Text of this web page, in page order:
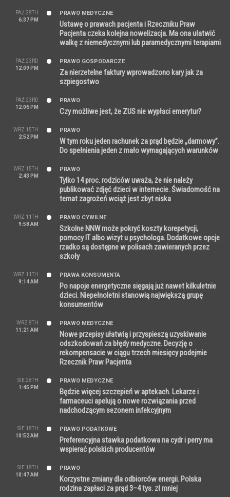
PAŹ 28TH
6:37 PM
PRAWO MEDYCZNE
Ustawę o prawach pacjenta i Rzeczniku Praw
Pacjenta czeka kolejna nowelizacja. Ma ona ułatwić
walkę z niemedycznymi lub paramedycznymi terapiami
PAŹ 23RD
12:09 PM
PRAWO GOSPODARCZE
Za nierzetelne faktury wprowadzono kary jak za
szpiegostwo
PAŹ 23RD
12:06 PM
PRAWO
Czy możliwe jest, że ZUS nie wypłaci emerytur?
WRZ 15TH
2:52 PM
PRAWO
W tym roku jeden rachunek za prąd będzie „darmowy”.
Do spełnienia jeden z mało wymagających warunków
WRZ 15TH
2:43 PM
PRAWO
Tylko 14 proc. rodziców uważa, że nie należy
publikować zdjęć dzieci w internecie. Świadomość na
temat zagrożeń wciąż jest zbyt niska
WRZ 11TH
9:58 AM
PRAWO CYWILNE
Szkolne NNW może pokryć koszty korepetycji,
pomocy IT albo wizyt u psychologa. Dodatkowe opcje
rzadko są dostępne w polisach zawieranych przez
szkoły
WRZ 11TH
9:14 AM
PRAWA KONSUMENTA
Po napoje energetyczne sięgają już nawet kilkuletnie
dzieci. Niepełnoletni stanowią największą grupę
konsumentów
WRZ 8TH
11:21 AM
PRAWO MEDYCZNE
Nowe przepisy ułatwią i przyspieszą uzyskiwanie
odszkodowań za błędy medyczne. Decyzję o
rekompensacie w ciągu trzech miesięcy podejmie
Rzecznik Praw Pacjenta
SIE 28TH
1:45 PM
PRAWO MEDYCZNE
Będzie więcej szczepień w aptekach. Lekarze i
farmaceuci apelują o nowe rozwiązania przed
nadchodzącym sezonem infekcyjnym
SIE 18TH
10:52 AM
PRAWO PODATKOWE
Preferencyjna stawka podatkowa na cydr i perry ma
wspierać polskich producentów
SIE 18TH
10:47 AM
PRAWO
Korzystne zmiany dla odbiorców energii. Polska
rodzina zapłaci za prąd 3–4 tys. zł mniej